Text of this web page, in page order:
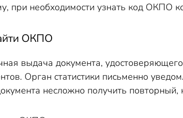
при необходимости узнать код ОКПО
ОКПО
выдача документа,
Орган статистики письменно
несложно получить повторный,